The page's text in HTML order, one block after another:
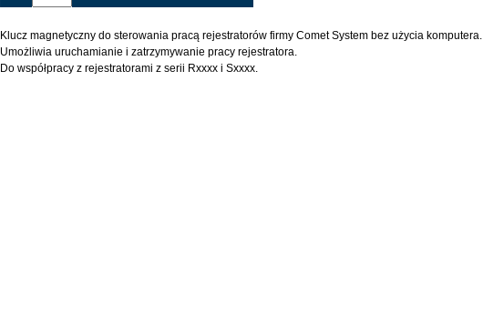
Klucz magnetyczny do sterowania pracą rejestratorów firmy Comet System bez użycia komputera.
Umożliwia uruchamianie i zatrzymywanie pracy rejestratora.
Do współpracy z rejestratorami z serii Rxxxx i Sxxxx.